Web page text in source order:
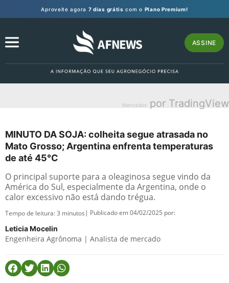
Aproveite agora 7 dias grátis com o Plano Premium!
ASSINE
Mercados por TradingView
MINUTO DA SOJA: colheita segue atrasada no
Mato Grosso; Argentina enfrenta temperaturas
de até 45°C
O principal suporte para a oleaginosa segue vindo da
América do Sul, especialmente da Argentina, onde o
calor excessivo não está dando trégua.
Tempo de leitura:3 minutos | Publicado em 04/02/2025 por:
Leticia Mocelin
Engenheira Agrônoma | Analista de mercado